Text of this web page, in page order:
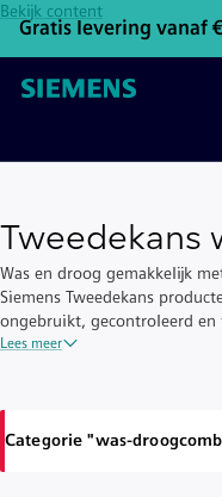
Bekijk content
Gratis levering vanaf
Tweedekans
Was en droog gemakkelijk
Siemens Tweedekans
ongebruikt, gecontroleerd en
voor de portemonnee dragen
Lees meer
Categorie "was-